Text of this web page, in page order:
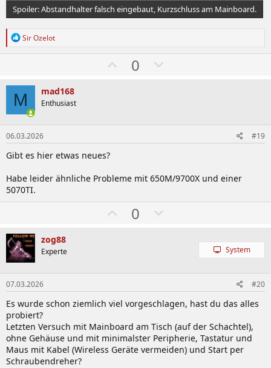
Spoiler:Abstandhalter falsch eingebaut, Kurzschluss am Mainboard.
R
a
i
o
n
e
n
:
Sir Ozelot
W
e
0
h
M mad168
Enthusiast
06.03.2026 #19
Gibt es hier etwas neues?
Habe leider ähnliche Probleme mit 650M/9700X und einer
5070TI.
W
e
0
h
e
n
zog88
Experte System
07.03.2026 #20
Es wurde schon ziemlich viel vorgeschlagen, hast du das alles
probiert?
Letzten Versuch mit Mainboard am Tisch (auf der Schachtel),
ohne Gehäuse und mit minimalster Peripherie, Tastatur und
Maus mit Kabel (Wireless Geräte vermeiden) und Start per
Schraubendreher?